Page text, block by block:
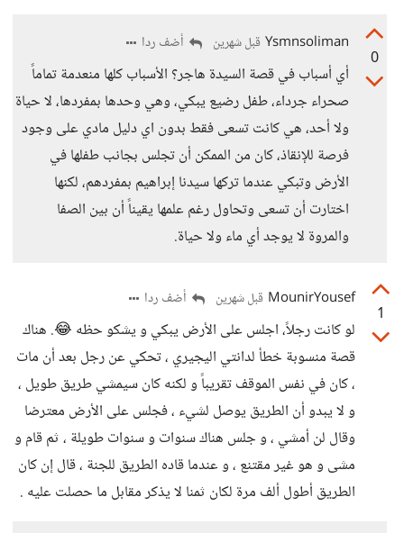
0
Ysmnsoliman قبل شهرين أضف ردا
أي أسباب في قصة السيدة هاجر؟ الأسباب كلها منعدمة تماماً
صحراء جرداء، طفل رضيع يبكي، وهي وحدها بمفردها، لا حياة
ولا أحد، هي كانت تسعى فقط بدون اي دليل مادي على وجود
فرصة للإنقاذ، كان من الممكن أن تجلس بجانب طفلها في
الأرض وتبكي عندما تركها سيدنا إبراهيم بمفردهم، لكنها
اختارت أن تسعى وتحاول رغم علمها يقيناً أن بين الصفا
والمروة لا يوجد أي ماء ولا حياة.
1
MounirYousef قبل شهرين أضف ردا
لو كانت رجلاً، اجلس على الأرض يبكي و يشكو حظه 😂. هناك
قصة منسوبة خطأ لدانتي اليجيري ، تحكي عن رجل بعد أن مات
، كان في نفس الموقف تقريباً و لكنه كان سيمشي طريق طويل ،
و لا يبدو أن الطريق يوصل لشيء ، فجلس على الأرض معترضا
وقال لن أمشي ، و جلس هناك سنوات و سنوات طويلة ، ثم قام و
مشى و هو غير مقتنع ، و عندما قاده الطريق للجنة ، قال إن كان
الطريق أطول ألف مرة لكان ثمنا لا يذكر مقابل ما حصلت عليه .